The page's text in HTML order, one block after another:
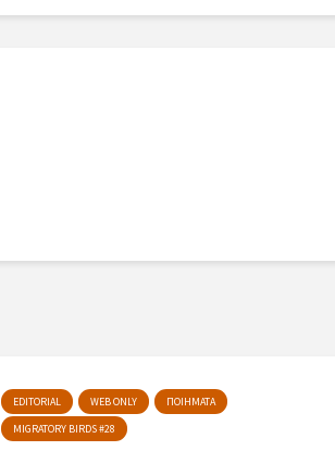
EDITORIAL WEB ONLY
ΠΟΙΗΜΑΤΑ
MIGRATORY BIRDS #28